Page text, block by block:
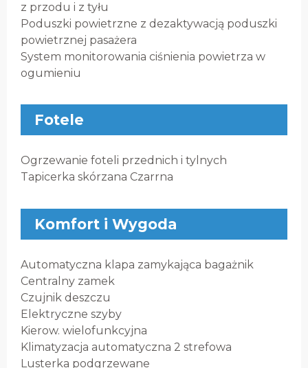
z przodu i z tyłu
Poduszki powietrzne z dezaktywacją poduszki
powietrznej pasażera
System monitorowania ciśnienia powietrza w
ogumieniu
Fotele
Ogrzewanie foteli przednich i tylnych
Tapicerka skórzana Czarrna
Komfort i Wygoda
Automatyczna klapa zamykająca bagażnik
Centralny zamek
Czujnik deszczu
Elektryczne szyby
Kierow. wielofunkcyjna
Klimatyzacja automatyczna 2 strefowa
Lusterka podgrzewane